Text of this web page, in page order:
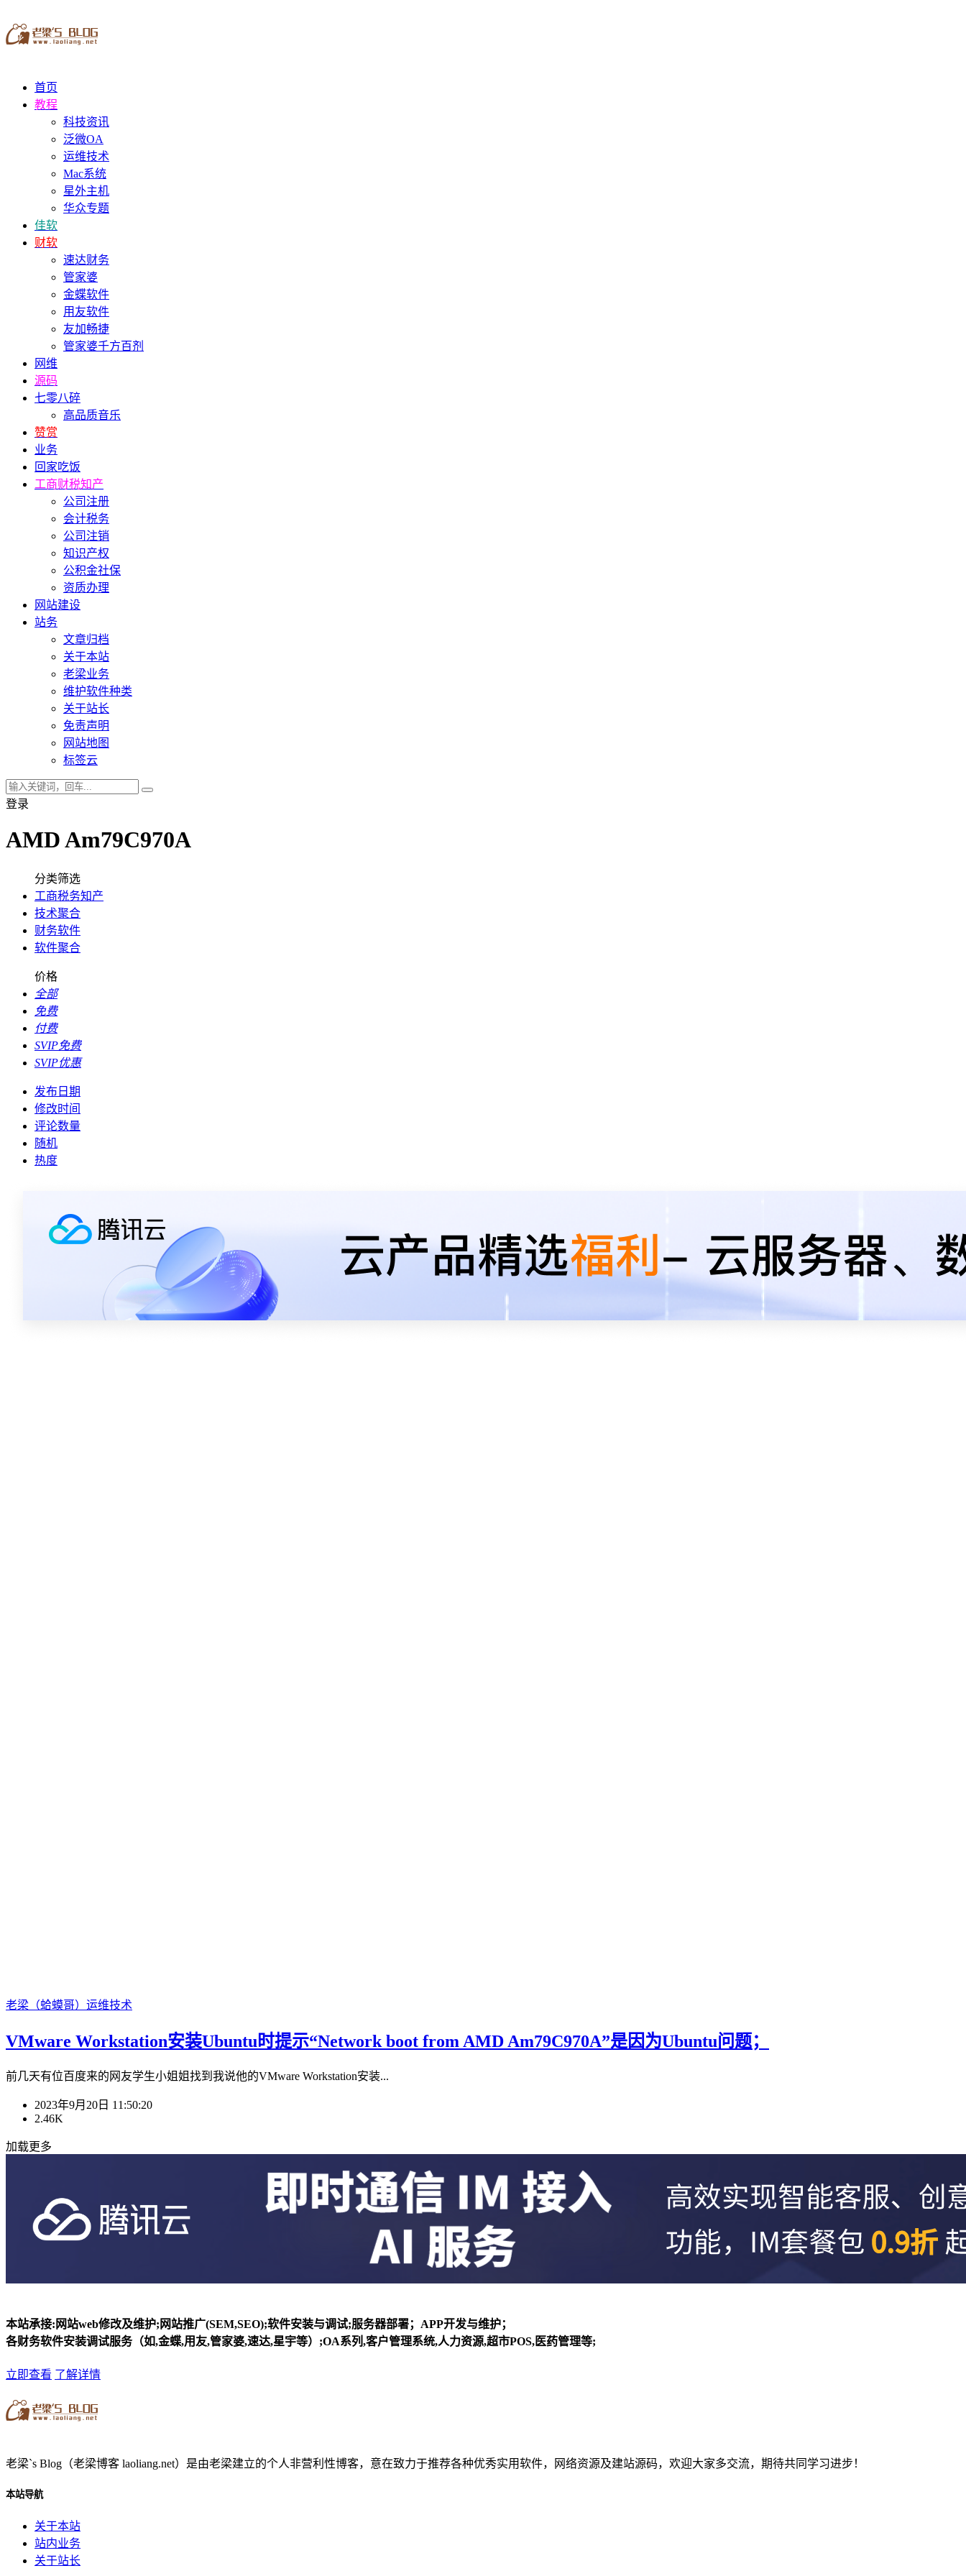
首页
教程
科技资讯
泛微OA
运维技术
Mac系统
星外主机
华众专题
佳软
财软
速达财务
管家婆
金蝶软件
用友软件
友加畅捷
管家婆千方百剂
网维
源码
七零八碎
高品质音乐
赞赏
业务
回家吃饭
工商财税知产
公司注册
会计税务
公司注销
知识产权
公积金社保
资质办理
网站建设
站务
文章归档
关于本站
老梁业务
维护软件种类
关于站长
免责声明
网站地图
标签云
登录
AMD Am79C970A
分类筛选
工商税务知产
技术聚合
财务软件
软件聚合
价格
全部
免费
付费
SVIP免费
SVIP优惠
发布日期
修改时间
评论数量
随机
热度
老梁（蛤蟆哥） 运维技术
VMware Workstation安装Ubuntu时提示“Network boot from AMD Am79C970A”是因为Ubuntu问题；
前几天有位百度来的网友学生小姐姐找到我说他的VMware Workstation安装...
2023年9月20日 11:50:20
2.46K
加载更多
本站承接:网站web修改及维护;网站推广(SEM,SEO);软件安装与调试;服务器部署；APP开发与维护；
各财务软件安装调试服务（如,金蝶,用友,管家婆,速达,星宇等）;OA系列,客户管理系统,人力资源,超市POS,医药管理等;
立即查看 了解详情
老梁`s Blog（老梁博客 laoliang.net）是由老梁建立的个人非营利性博客，意在致力于推荐各种优秀实用软件，网络资源及建站源码，欢迎大家多交流，期待共同学习进步！
本站导航
关于本站
站内业务
关于站长